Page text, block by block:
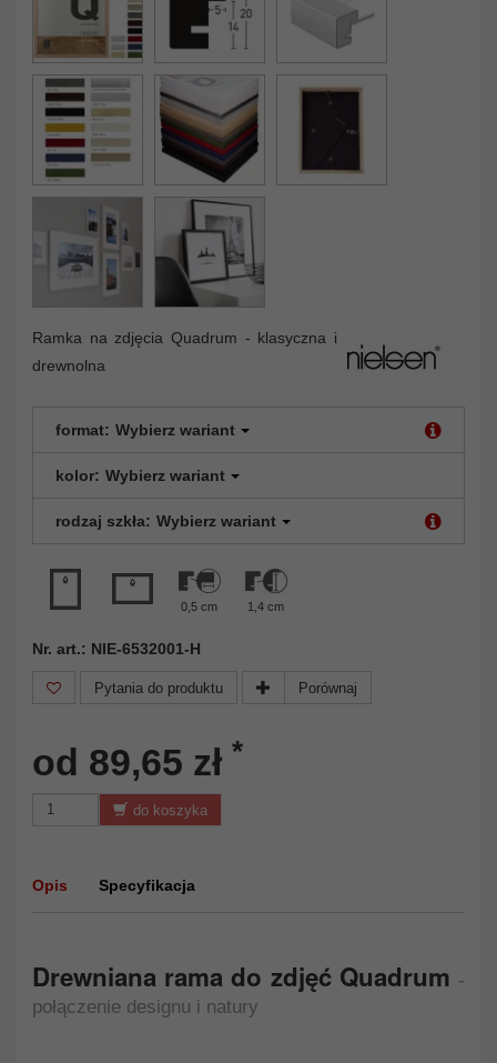
Ramka na zdjęcia Quadrum - klasyczna i
drewnolna
format: Wybierz wariant
kolor: Wybierz wariant
rodzaj szkła: Wybierz wariant
0,5 cm 1,4 cm
Nr. art.: NIE-6532001-H
Pytania do produktu Porównaj
od 89,65 zł *
do koszyka
Opis Specyfikacja
Drewniana rama do zdjęć Quadrum -
połączenie designu i natury